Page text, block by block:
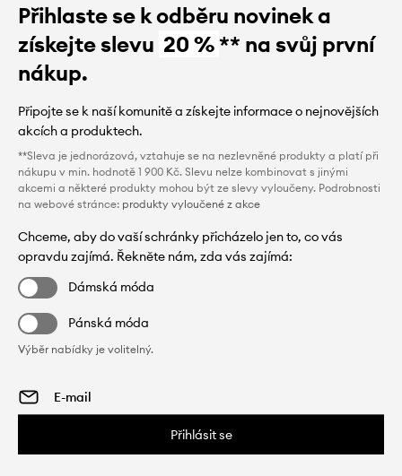
Přihlaste se k odběru novinek a
získejte slevu 20 %** na svůj první
nákup.
Připojte se k naší komunitě a získejte informace o nejnovějších
akcích a produktech.
**Sleva je jednorázová, vztahuje se na nezlevněné produkty a platí při
nákupu v min. hodnotě 1 900 Kč. Slevu nelze kombinovat s jinými
akcemi a některé produkty mohou být ze slevy vyloučeny. Podrobnosti
na webové stránce: produkty vyloučené z akce
Chceme, aby do vaší schránky přicházelo jen to, co vás
opravdu zajímá. Řekněte nám, zda vás zajímá:
Dámská móda
Pánská móda
Výběr nabídky je volitelný.
Přihlásit se